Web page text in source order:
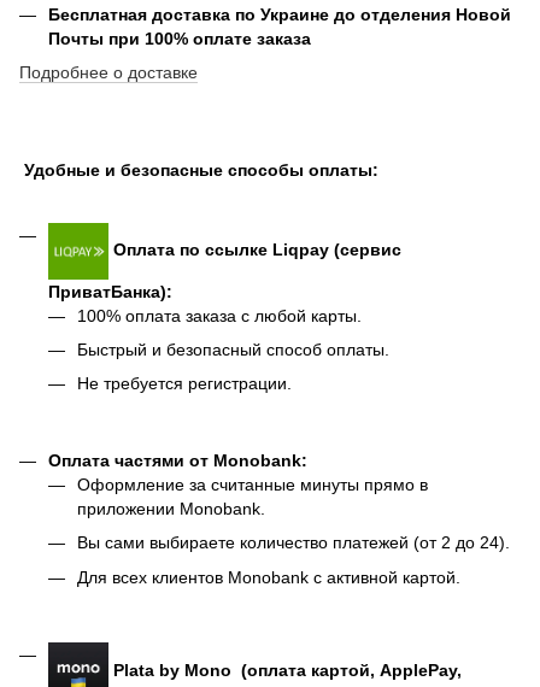
Бесплатная доставка по Украине до отделения Новой
Почты при 100% оплате заказа
Подробнее о доставке
Удобные и безопасные способы оплаты:
Оплата по ссылке Liqpay (сервис
ПриватБанка):
100% оплата заказа с любой карты.
Быстрый и безопасный способ оплаты.
Не требуется регистрации.
Оплата частями от Monobank:
Оформление за считанные минуты прямо в
приложении Monobank.
Вы сами выбираете количество платежей (от 2 до 24).
Для всех клиентов Monobank с активной картой.
Plata by Mono (оплата картой, ApplePay,